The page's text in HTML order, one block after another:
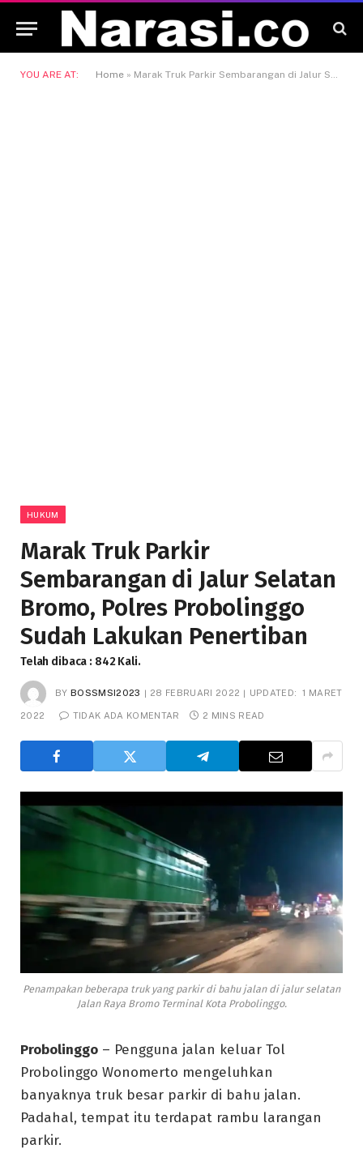
YOU ARE AT: Home » Marak Truk Parkir Sembarangan di Jalur Selatan Bromo, Polres Probolinggo Sudah Lakukan Penertiban
HUKUM
Marak Truk Parkir
Sembarangan di Jalur Selatan
Bromo, Polres Probolinggo
Sudah Lakukan Penertiban
Telah dibaca : 842 Kali.
BY BOSSMSI2023 28 FEBRUARI 2022 UPDATED: 1 MARET
2022 TIDAK ADA KOMENTAR 2 MINS READ
Penampakan beberapa truk yang parkir di bahu jalan di jalur selatan
Jalan Raya Bromo Terminal Kota Probolinggo.
Probolinggo – Pengguna jalan keluar Tol
Probolinggo Wonomerto mengeluhkan
banyaknya truk besar parkir di bahu jalan.
Padahal, tempat itu terdapat rambu larangan
parkir.